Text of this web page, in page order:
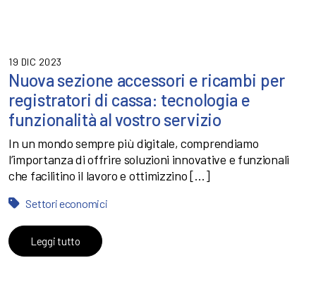
19 DIC 2023
Nuova sezione accessori e ricambi per
registratori di cassa: tecnologia e
funzionalità al vostro servizio
In un mondo sempre più digitale, comprendiamo
l’importanza di offrire soluzioni innovative e funzionali
che facilitino il lavoro e ottimizzino […]
Leggi tutto
Settori economici